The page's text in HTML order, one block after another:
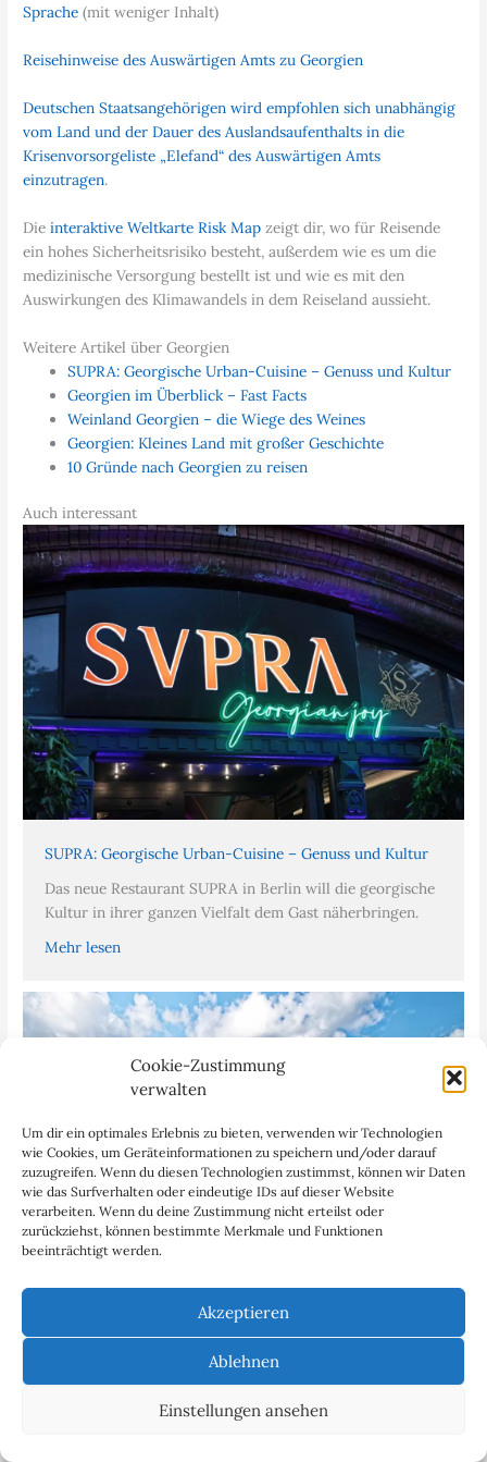
Cookie-Zustimmung
verwalten
Um dir ein optimales Erlebnis zu bieten, verwenden wir Technologien
wie Cookies, um Geräteinformationen zu speichern und/oder darauf
zuzugreifen. Wenn du diesen Technologien zustimmst, können wir Daten
wie das Surfverhalten oder eindeutige IDs auf dieser Website
verarbeiten. Wenn du deine Zustimmung nicht erteilst oder
zurückziehst, können bestimmte Merkmale und Funktionen
beeinträchtigt werden.
Akzeptieren
Ablehnen
Einstellungen ansehen
Sprache (mit weniger Inhalt)
Reisehinweise des Auswärtigen Amts zu Georgien
Deutschen Staatsangehörigen wird empfohlen sich unabhängig
vom Land und der Dauer des Auslandsaufenthalts in die
Krisenvorsorgeliste „Elefand“ des Auswärtigen Amts
einzutragen.
Dieinteraktive Weltkarte Risk Map zeigt dir, wo für Reisende
ein hohes Sicherheitsrisiko besteht, außerdem wie es um die
medizinische Versorgung bestellt ist und wie es mit den
Auswirkungen des Klimawandels in dem Reiseland aussieht.
Weitere Artikel über Georgien
SUPRA: Georgische Urban-Cuisine – Genuss und Kultur
Georgien im Überblick – Fast Facts
Weinland Georgien – die Wiege des Weines
Georgien: Kleines Land mit großer Geschichte
10 Gründe nach Georgien zu reisen
Auch interessant
SUPRA: Georgische Urban-Cuisine – Genuss und Kultur
Das neue Restaurant SUPRA in Berlin will die georgische
Kultur in ihrer ganzen Vielfalt dem Gast näherbringen.
Mehr lesen
Georgien im Überblick – Fast Facts
Georgien im Überblick: Reisehinweise, Sprachen,
Einreise und wichtige Links